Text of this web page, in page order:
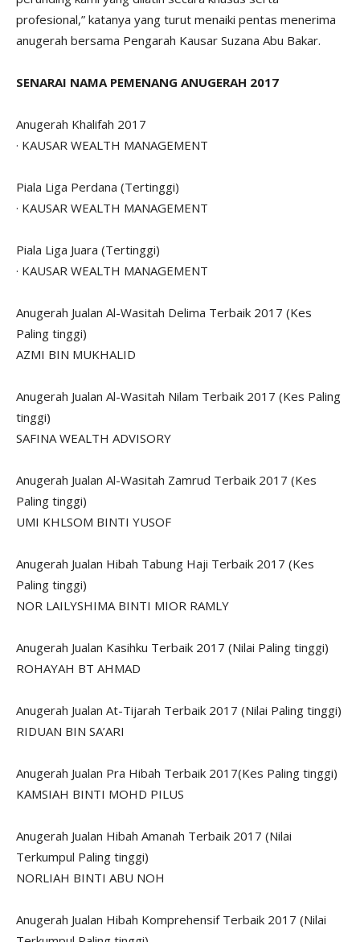
profesional,” katanya yang turut menaiki pentas menerima
anugerah bersama Pengarah Kausar Suzana Abu Bakar.
SENARAI NAMA PEMENANG ANUGERAH 2017
Anugerah Khalifah 2017
· KAUSAR WEALTH MANAGEMENT
Piala Liga Perdana (Tertinggi)
· KAUSAR WEALTH MANAGEMENT
Piala Liga Juara (Tertinggi)
· KAUSAR WEALTH MANAGEMENT
Anugerah Jualan Al-Wasitah Delima Terbaik 2017 (Kes
Paling tinggi)
AZMI BIN MUKHALID
Anugerah Jualan Al-Wasitah Nilam Terbaik 2017 (Kes Paling
tinggi)
SAFINA WEALTH ADVISORY
Anugerah Jualan Al-Wasitah Zamrud Terbaik 2017 (Kes
Paling tinggi)
UMI KHLSOM BINTI YUSOF
Anugerah Jualan Hibah Tabung Haji Terbaik 2017 (Kes
Paling tinggi)
NOR LAILYSHIMA BINTI MIOR RAMLY
Anugerah Jualan Kasihku Terbaik 2017 (Nilai Paling tinggi)
ROHAYAH BT AHMAD
Anugerah Jualan At-Tijarah Terbaik 2017 (Nilai Paling tinggi)
RIDUAN BIN SA’ARI
Anugerah Jualan Pra Hibah Terbaik 2017(Kes Paling tinggi)
KAMSIAH BINTI MOHD PILUS
Anugerah Jualan Hibah Amanah Terbaik 2017 (Nilai
Terkumpul Paling tinggi)
NORLIAH BINTI ABU NOH
Anugerah Jualan Hibah Komprehensif Terbaik 2017 (Nilai